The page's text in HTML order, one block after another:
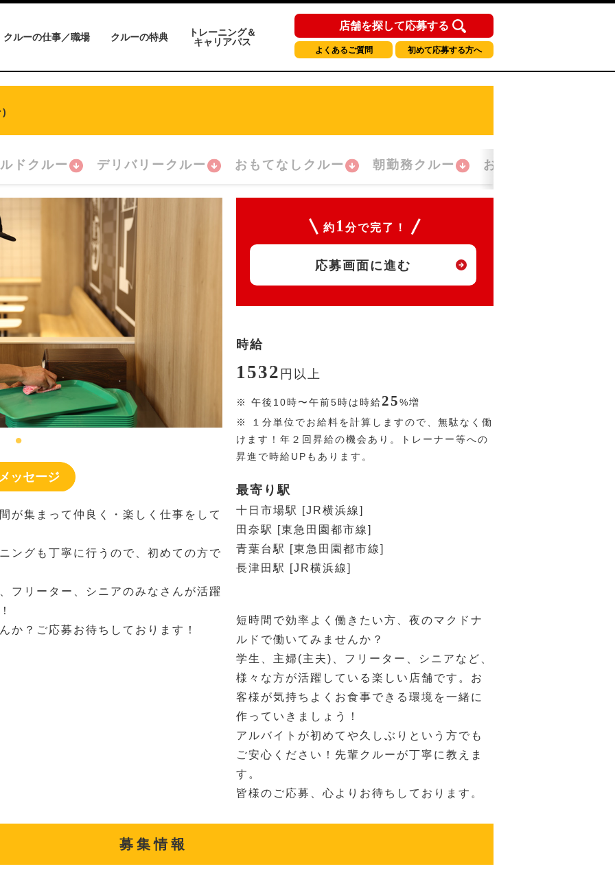
クルーの仕事／職場 クルーの特典
トレーニング＆
キャリアパス
店舗を探して応募する
よくあるご質問 初めて応募する方へ
)
ドクルー デリバリークルー おもてなしクルー 朝勤務クルー おかえり！クルー
ッセージ
が集まって仲良く・楽しく仕事をして
ングも丁寧に行うので、初めての方で
フリーター、シニアのみなさんが活躍
か？ご応募お待ちしております！
約 1 分で完了！
応募画面に進む
時給
1532 円 以上
※ 午後10時〜午前5時は時給25%増
※
１分単位でお給料を計算しますので、無駄なく働
けます！年２回昇給の機会あり。トレーナー等への
昇進で時給UPもあります。
最寄り駅
十日市場駅 [JR横浜線]
田奈駅 [東急田園都市線]
青葉台駅 [東急田園都市線]
長津田駅 [JR横浜線]
短時間で効率よく働きたい方、夜のマクドナ
ルドで働いてみませんか？
学生、主婦(主夫)、フリーター、シニアなど、
様々な方が活躍している楽しい店舗です。お
客様が気持ちよくお食事できる環境を一緒に
作っていきましょう！
アルバイトが初めてや久しぶりという方でも
ご安心ください！先輩クルーが丁寧に教えま
す。
皆様のご応募、心よりお待ちしております。
募集情報